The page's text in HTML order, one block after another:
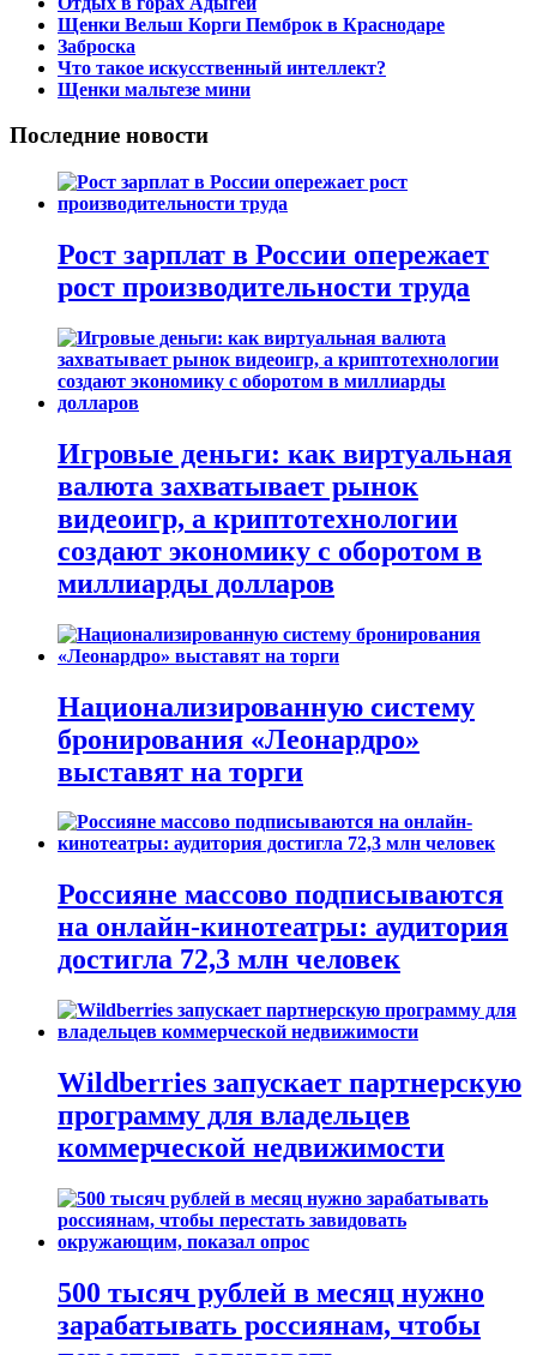
Щенки Вельш Корги Пемброк в Краснодаре
Заброска
Что такое искусственный интеллект?
Щенки мальтезе мини
Последние новости
Рост зарплат в России опережает
рост производительности труда
Игровые деньги: как виртуальная
валюта захватывает рынок
видеоигр, а криптотехнологии
создают экономику с оборотом в
миллиарды долларов
Национализированную систему
бронирования «Леонардро»
выставят на торги
Россияне массово подписываются
на онлайн-кинотеатры: аудитория
достигла 72,3 млн человек
Wildberries запускает партнерскую
программу для владельцев
коммерческой недвижимости
500 тысяч рублей в месяц нужно
зарабатывать россиянам, чтобы